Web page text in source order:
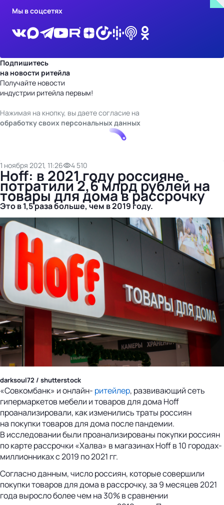
Мы в соцсетях
Подпишитесь
на новости ритейла
Получайте новости
индустрии ритейла первым!
Нажимая на кнопку, вы даете согласие на
обработку своих персональных данных
1 ноября 2021, 11:26 4 510
Hoff: в 2021 году россияне
потратили 2,6 млрд рублей на
товары для дома в рассрочку
Это в 1,5 раза больше, чем в 2019 году.
darksoul72 / shutterstock
«Совкомбанк» и онлайн- ритейлер, развивающий сеть
гипермаркетов мебели и товаров для дома Hoff
проанализировали, как изменились траты россиян
на покупки товаров для дома после пандемии.
В исследовании были проанализированы покупки россиян
по карте рассрочки «Халва» в магазинах Hoff в 10 городах-
миллионниках с 2019 по 2021 гг.
Согласно данным, число россиян, которые совершили
покупки товаров для дома в рассрочку, за 9 месяцев 2021
года выросло более чем на 30% в сравнении